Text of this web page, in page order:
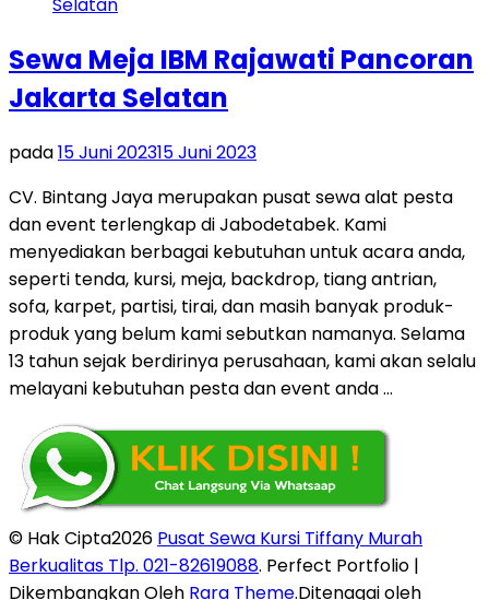
Sewa Meja IBM Rajawati Pancoran
Jakarta Selatan
pada15 Juni 202315 Juni 2023
CV. Bintang Jaya merupakan pusat sewa alat pesta
dan event terlengkap di Jabodetabek. Kami
menyediakan berbagai kebutuhan untuk acara anda,
seperti tenda, kursi, meja, backdrop, tiang antrian,
sofa, karpet, partisi, tirai, dan masih banyak produk-
produk yang belum kami sebutkan namanya. Selama
13 tahun sejak berdirinya perusahaan, kami akan selalu
melayani kebutuhan pesta dan event anda …
© Hak Cipta2026 Pusat Sewa Kursi Tiffany Murah
Berkualitas Tlp. 021-82619088. Perfect Portfolio |
Dikembangkan Oleh Rara Theme.Ditenagai oleh